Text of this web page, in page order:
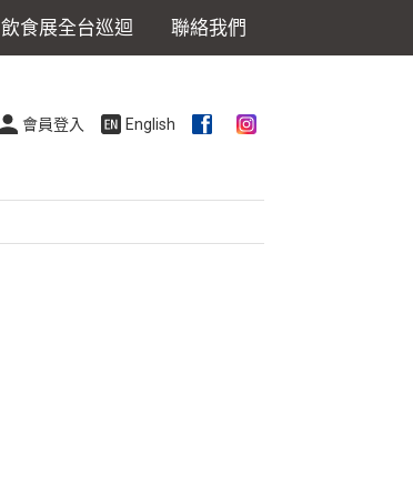
飲食展全台巡迴 聯絡我們
會員登入 English